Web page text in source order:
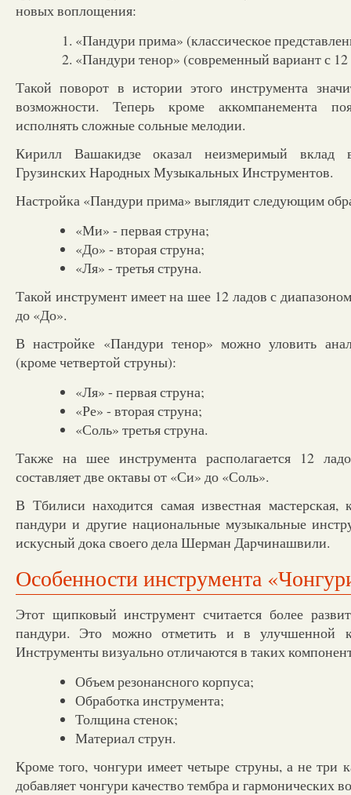
новых воплощения:
«Пандури прима» (классическое
«Пандури тенор» (современный вариант с
Такой поворот в истории этого инструмента
возможности. Теперь кроме аккомпанемента
исполнять сложные сольные мелодии.
Кирилл Вашакидзе оказал неизмеримый вклад
Грузинских Народных Музыкальных Инструментов.
Настройка «Пандури прима» выглядит следующим
«Ми» - первая струна;
«До» - вторая струна;
«Ля» - третья струна.
Такой инструмент имеет на шее 12 ладов с
до «До».
В настройке «Пандури тенор» можно уловить
(кроме четвертой струны):
«Ля» - первая струна;
«Ре» - вторая струна;
«Соль» третья струна.
Также на шее инструмента располагается 12
составляет две октавы от «Си» до «Соль».
В Тбилиси находится самая известная мастерская,
пандури и другие национальные музыкальные
искусный дока своего дела Шерман Дарчинашвили.
Особенности инструмента
Этот щипковый инструмент считается более
пандури. Это можно отметить и в улучшенной
Инструменты визуально отличаются в таких
Объем резонансного корпуса;
Обработка инструмента;
Толщина стенок;
Материал струн.
Кроме того, чонгури имеет четыре струны, а не три
добавляет чонгури качество тембра и гармонических